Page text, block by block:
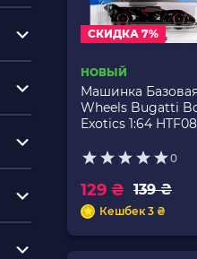
СКИДКА 7%
НОВЫЙ
Машинка
Wheels Bugatti
Exotics 1:64 HTF08
0
139 ₴
129 ₴
Кешбек 3 ₴